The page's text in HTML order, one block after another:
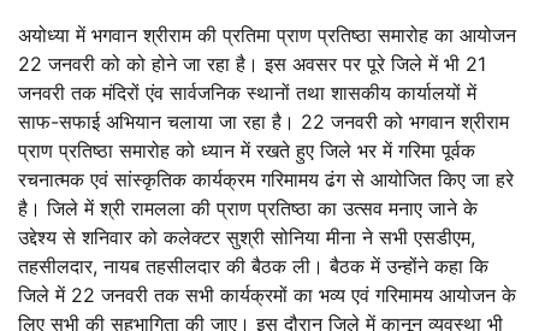
अयोध्या में भगवान श्रीराम की प्रतिमा प्राण प्रतिष्ठा समारोह का आयोजन
22 जनवरी को को होने जा रहा है। इस अवसर पर पूरे जिले में भी 21
जनवरी तक मंदिरों एंव सार्वजनिक स्थानों तथा शासकीय कार्यालयों में
साफ-सफाई अभियान चलाया जा रहा है। 22 जनवरी को भगवान श्रीराम
प्राण प्रतिष्ठा समारोह को ध्यान में रखते हुए जिले भर में गरिमा पूर्वक
रचनात्मक एवं सांस्कृतिक कार्यक्रम गरिमामय ढंग से आयोजित किए जा हरे
है। जिले में श्री रामलला की प्राण प्रतिष्ठा का उत्सव मनाए जाने के
उद्देश्य से शनिवार को कलेक्टर सुश्री सोनिया मीना ने सभी एसडीएम,
तहसीलदार, नायब तहसीलदार की बैठक ली। बैठक में उन्होंने कहा कि
जिले में 22 जनवरी तक सभी कार्यक्रमों का भव्य एवं गरिमामय आयोजन के
लिए सभी की सहभागिता की जाए। इस दौरान जिले में कानून व्यवस्था भी